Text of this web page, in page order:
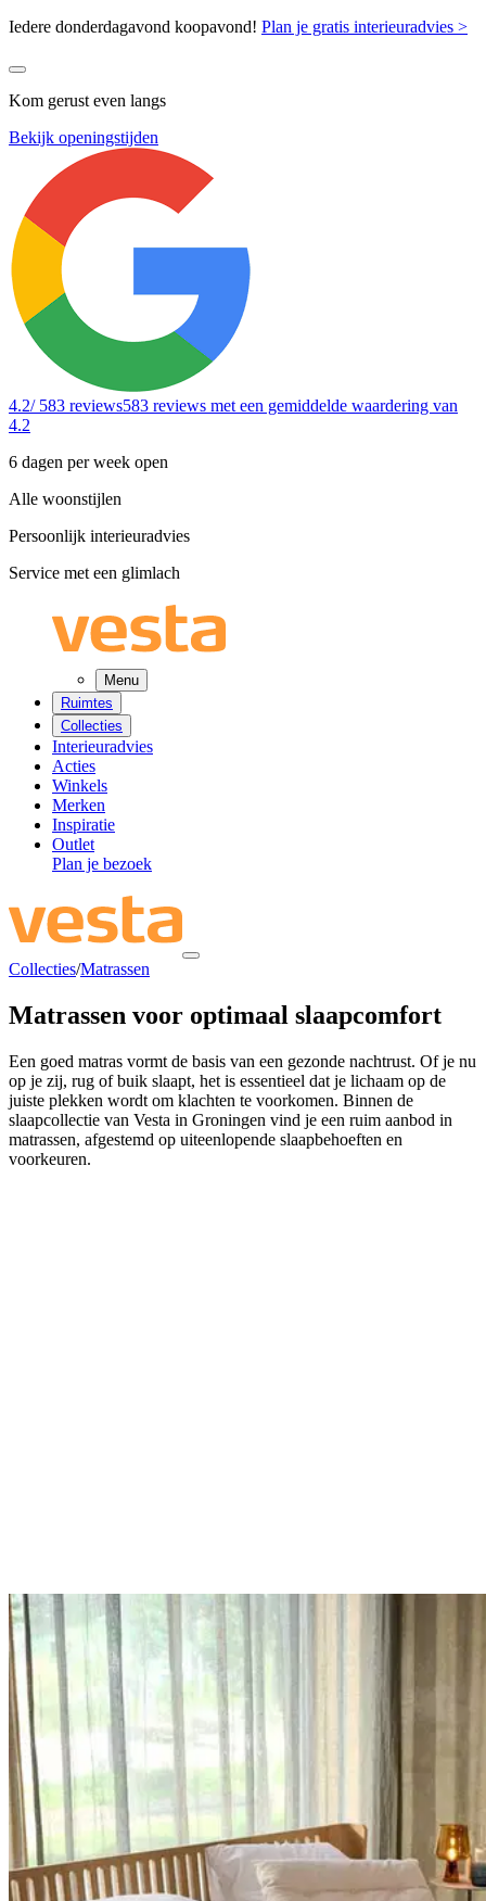
Iedere donderdagavond koopavond! Plan je gratis interieuradvies >
Kom gerust even langs
Bekijk openingstijden
4.2/ 583 reviews583 reviews met een gemiddelde waardering van
4.2
6 dagen per week open
Alle woonstijlen
Persoonlijk interieuradvies
Service met een glimlach
Menu
Ruimtes
Collecties
Interieuradvies
Acties
Winkels
Merken
Inspiratie
Outlet
Plan je bezoek
Collecties/Matrassen
Matrassen voor optimaal slaapcomfort
Een goed matras vormt de basis van een gezonde nachtrust. Of je nu
op je zij, rug of buik slaapt, het is essentieel dat je lichaam op de
juiste plekken wordt om klachten te voorkomen. Binnen de
slaapcollectie van Vesta in Groningen vind je een ruim aanbod in
matrassen, afgestemd op uiteenlopende slaapbehoeften en
voorkeuren.